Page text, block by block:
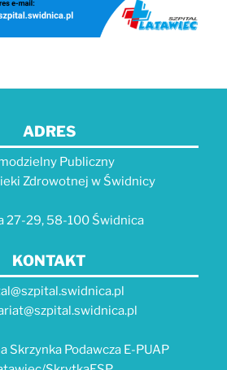
ADRES
Publiczny
Zdrowotnej w Świdnicy
27-29, 58-100 Świdnica
KONTAKT
Skrzynka Podawcza E-PUAP